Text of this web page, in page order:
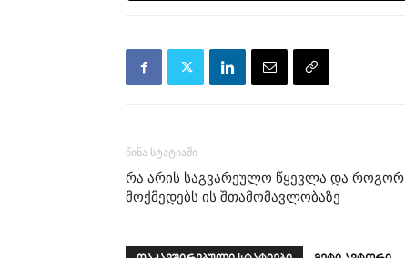
წინა სტატიაში
რა არის საგვარეულო წყევლა და როგორ
მოქმედებს ის შთამომავლობაზე